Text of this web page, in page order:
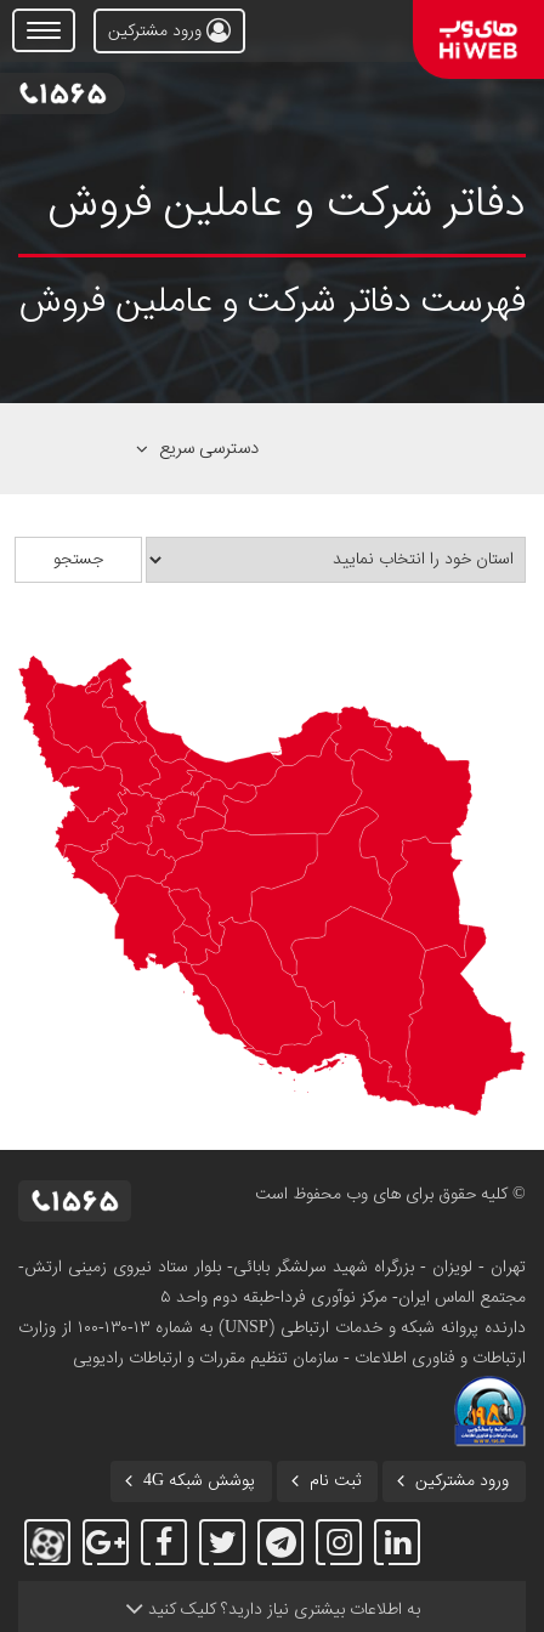
Open
Menu
ورود مشترکین
دفاتر شرکت و عاملین فروش
فهرست دفاتر شرکت و عاملین فروش
دسترسی سریع
جستجو
© کلیه حقوق برای های وب محفوظ است
تهران - لویزان - بزرگراه شهید سرلشگر بابائی- بلوار ستاد نیروی زمینی ارتش-
مجتمع الماس ایران- مرکز نوآوری فردا-طبقه دوم واحد ۵
دارنده پروانه شبکه و خدمات ارتباطی (UNSP) به شماره ۱۳-۱۳۰-۱۰۰
از وزارت
ارتباطات و فناوری اطلاعات - سازمان تنظیم مقررات و ارتباطات رادیویی
ورود مشترکین ثبت نام پوشش شبکه 4G
به اطلاعات بیشتری نیاز دارید؟ کلیک کنید